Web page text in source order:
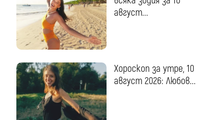
август...
Хороскоп за утре, 10
август 2026: Любов...